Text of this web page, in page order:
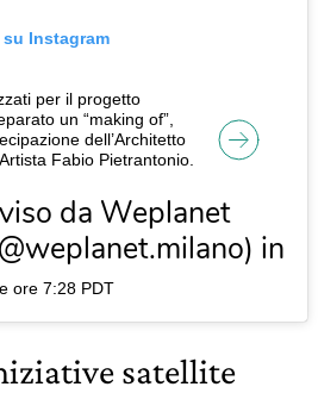
Instagram
per il progetto
un “making of”,
dell’Architetto
Fabio Pietrantonio.
da Weplanet
in
ore 7:28 PDT
satellite